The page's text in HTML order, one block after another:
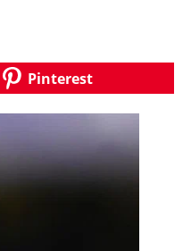
Pinterest